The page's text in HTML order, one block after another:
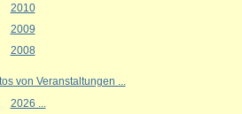
2010
2009
2008
von Veranstaltungen ...
2026 ...